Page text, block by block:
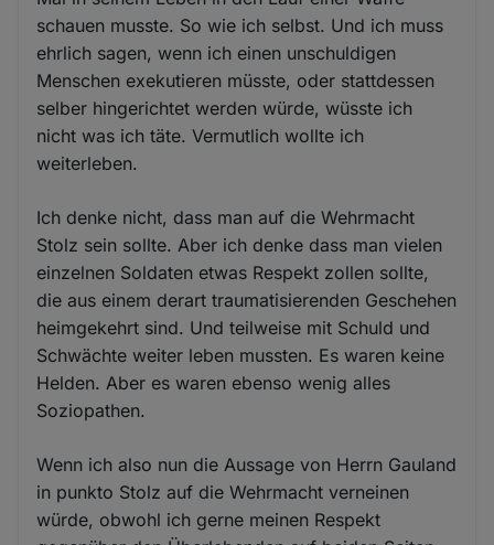
schauen musste. So wie ich selbst. Und ich muss
ehrlich sagen, wenn ich einen unschuldigen
Menschen exekutieren müsste, oder stattdessen
selber hingerichtet werden würde, wüsste ich
nicht was ich täte. Vermutlich wollte ich
weiterleben.
Ich denke nicht, dass man auf die Wehrmacht
Stolz sein sollte. Aber ich denke dass man vielen
einzelnen Soldaten etwas Respekt zollen sollte,
die aus einem derart traumatisierenden Geschehen
heimgekehrt sind. Und teilweise mit Schuld und
Schwächte weiter leben mussten. Es waren keine
Helden. Aber es waren ebenso wenig alles
Soziopathen.
Wenn ich also nun die Aussage von Herrn Gauland
in punkto Stolz auf die Wehrmacht verneinen
würde, obwohl ich gerne meinen Respekt